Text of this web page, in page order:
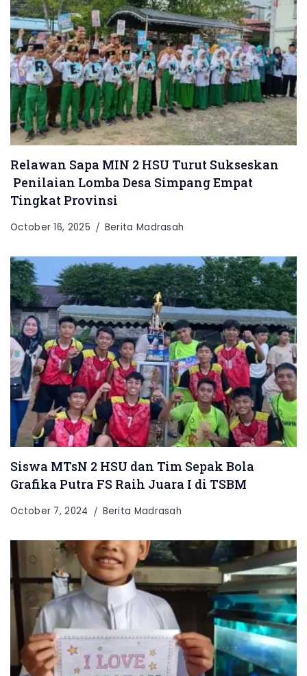
Relawan Sapa MIN 2 HSU Turut Sukseskan
Penilaian Lomba Desa Simpang Empat
Tingkat Provinsi
October 16, 2025 Berita Madrasah
Siswa MTsN 2 HSU dan Tim Sepak Bola
Grafika Putra FS Raih Juara I di TSBM
October 7, 2024 Berita Madrasah